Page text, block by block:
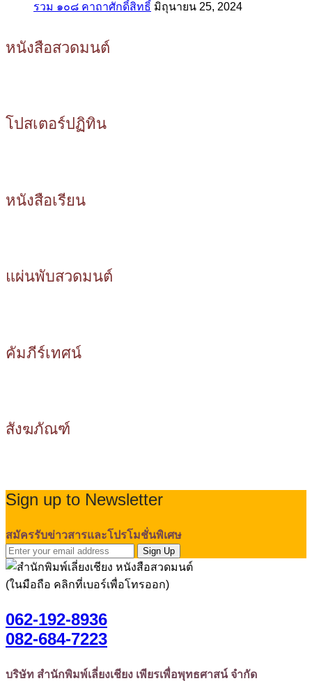
รวม ๑๐๘ คาถาศักดิ์สิทธิ์ มิถุนายน 25, 2024
หนังสือสวดมนต์
โปสเตอร์ปฏิทิน
หนังสือเรียน
แผ่นพับสวดมนต์
คัมภีร์เทศน์
สังฆภัณฑ์
Sign up to Newsletter
สมัครรับข่าวสารและโปรโมชั่นพิเศษ
Sign Up
(ในมือถือ คลิกที่เบอร์เพื่อโทรออก)
062-192-8936
082-684-7223
บริษัท สำนักพิมพ์เลี่ยงเชียง เพียรเพื่อพุทธศาสน์ จำกัด